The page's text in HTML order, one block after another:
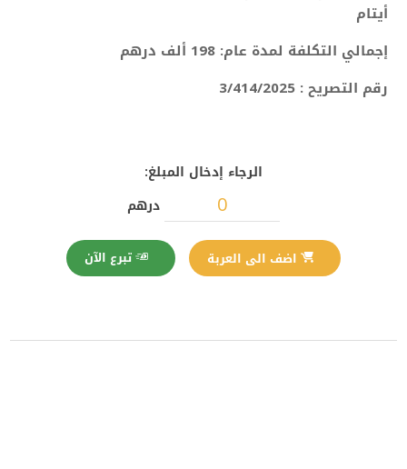
أيتام
إجمالي التكلفة لمدة عام: 198 ألف درهم
رقم التصريح : 3/414/2025
الرجاء إدخال المبلغ:
درهم